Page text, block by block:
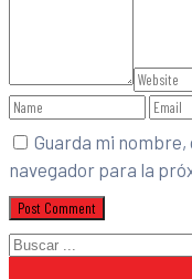
Guarda mi
navegador para la